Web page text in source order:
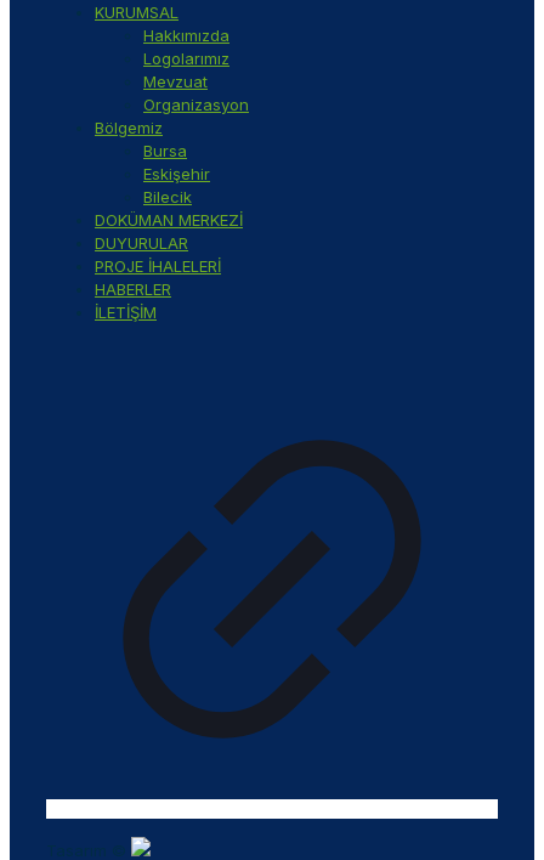
KURUMSAL
Hakkımızda
Logolarımız
Mevzuat
Organizasyon
Bölgemiz
Bursa
Eskişehir
Bilecik
DOKÜMAN MERKEZİ
DUYURULAR
PROJE İHALELERİ
HABERLER
İLETİŞİM